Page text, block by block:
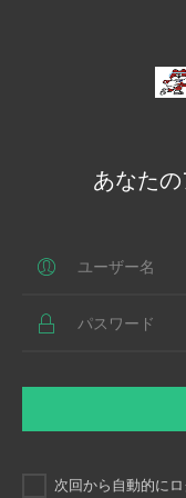
あなた
次回から自動的に